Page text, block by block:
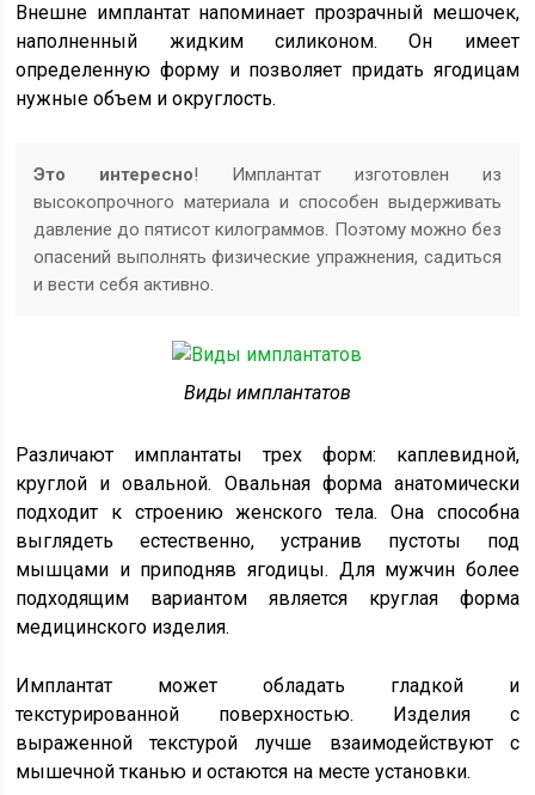
Внешне имплантат напоминает прозрачный мешочек,
наполненный жидким силиконом. Он имеет
определенную форму и позволяет придать ягодицам
нужные объем и округлость.
Это интересно! Имплантат изготовлен из
высокопрочного материала и способен выдерживать
давление до пятисот килограммов. Поэтому можно без
опасений выполнять физические упражнения, садиться
и вести себя активно.
Виды имплантатов
Различают имплантаты трех форм: каплевидной,
круглой и овальной. Овальная форма анатомически
подходит к строению женского тела. Она способна
выглядеть естественно, устранив пустоты под
мышцами и приподняв ягодицы. Для мужчин более
подходящим вариантом является круглая форма
медицинского изделия.
Имплантат может обладать гладкой и
текстурированной поверхностью. Изделия с
выраженной текстурой лучше взаимодействуют с
мышечной тканью и остаются на месте установки.